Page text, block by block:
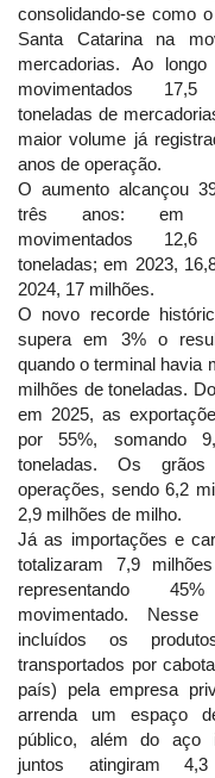
consolidando-se como
Santa Catarina na
mercadorias. Ao
movimentados
toneladas de
maior volume já
anos de operação.
O aumento alcançou
três anos: em
movimentados
toneladas; em 2023,
2024, 17 milhões.
O novo recorde
supera em 3% o
quando o terminal havia
milhões de toneladas.
em 2025, as
por 55%, somando
toneladas. Os
operações, sendo 6,2
2,9 milhões de milho.
Já as importações e
totalizaram 7,9
representando
movimentado.
incluídos os
transportados por
país) pela empresa
arrenda um espaço
público, além do aço
juntos atingiram